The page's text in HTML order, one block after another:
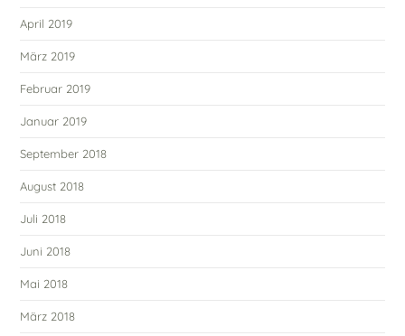
April 2019
März 2019
Februar 2019
Januar 2019
September 2018
August 2018
Juli 2018
Juni 2018
Mai 2018
März 2018